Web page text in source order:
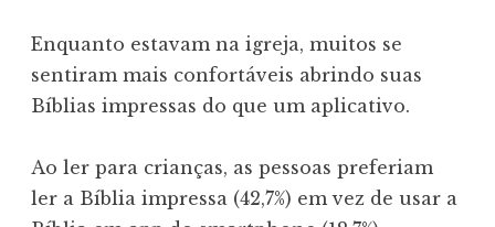
Enquanto estavam na igreja, muitos se
sentiram mais confortáveis ​​abrindo suas
Bíblias impressas do que um aplicativo.
Ao ler para crianças, as pessoas preferiam
ler a Bíblia impressa (42,7%) em vez de usar a